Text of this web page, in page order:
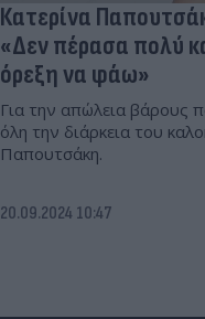
Κατερίνα
«Δεν πέρασα πολύ
όρεξη να φάω»
Για την απώλεια βάρους
όλη την διάρκεια του
Παπουτσάκη.
20.09.2024 10:47